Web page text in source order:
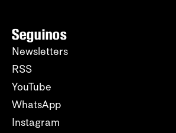
Seguinos
Newsletters
RSS
YouTube
WhatsApp
Instagram